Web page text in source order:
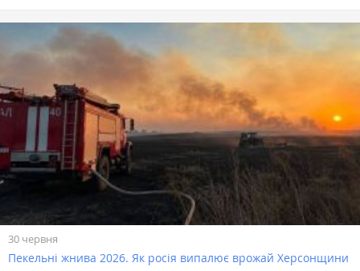
30 червня
Пекельні жнива 2026. Як росія випалює врожай Херсонщини